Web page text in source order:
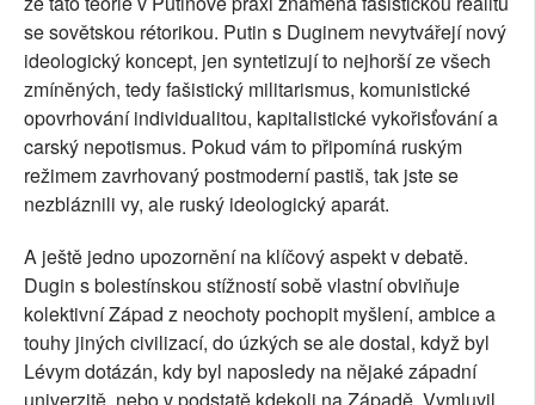
se sovětskou rétorikou. Putin s Duginem nevytvářejí nový
ideologický koncept, jen syntetizují to nejhorší ze všech
zmíněných, tedy fašistický militarismus, komunistické
opovrhování individualitou, kapitalistické vykořisťování a
carský nepotismus. Pokud vám to připomíná ruským
režimem zavrhovaný postmoderní pastiš, tak jste se
nezbláznili vy, ale ruský ideologický aparát.
A ještě jedno upozornění na klíčový aspekt v debatě.
Dugin s bolestínskou stížností sobě vlastní obviňuje
kolektivní Západ z neochoty pochopit myšlení, ambice a
touhy jiných civilizací, do úzkých se ale dostal, když byl
Lévym dotázán, kdy byl naposledy na nějaké západní